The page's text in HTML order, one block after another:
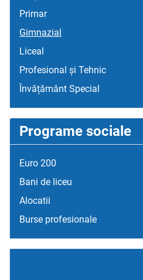
Primar
Gimnazial
Liceal
Profesional și Tehnic
Învățământ Special
Programe sociale
Euro 200
Bani de liceu
Alocatii
Burse profesionale